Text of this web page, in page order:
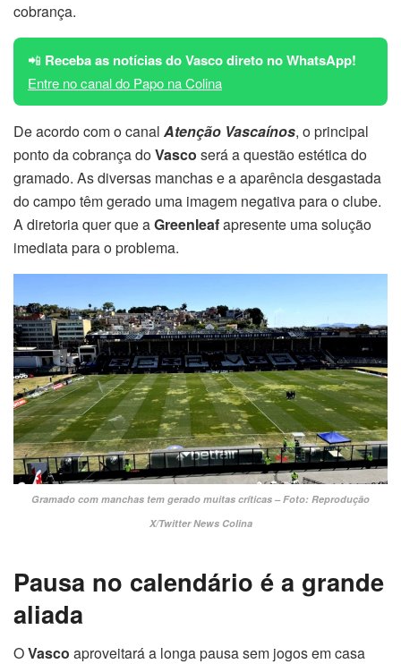
cobrança.
📲 Receba as notícias do Vasco direto no WhatsApp!
Entre no canal do Papo na Colina
De acordo com o canal Atenção Vascaínos, o principal
ponto da cobrança doVasco será a questão estética do
gramado. As diversas manchas e a aparência desgastada
do campo têm gerado uma imagem negativa para o clube.
A diretoria quer que aGreenleafapresente uma solução
imediata para o problema.
Gramado com manchas tem gerado muitas críticas – Foto: Reprodução
X/Twitter News Colina
Pausa no calendário é a grande
aliada
OVasco aproveitará a longa pausa sem jogos em casa